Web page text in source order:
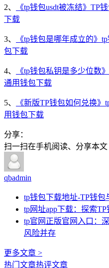
2、
《tp钱包usdt被冻结》TP
下载
3、
《tp钱包是哪年成立的》
包下载
4、
《tp钱包私钥是多少位数
通用钱包下载
5、
《新版TP钱包如何兑换
用钱包下载
分享：
扫一扫在手机阅读、分享本文
qbadmin
tp钱包下载地址-TP钱
tp网址app下载：探索
tp官网正版官网入口：
风险并存
更多文章 >
热门文章热评文章